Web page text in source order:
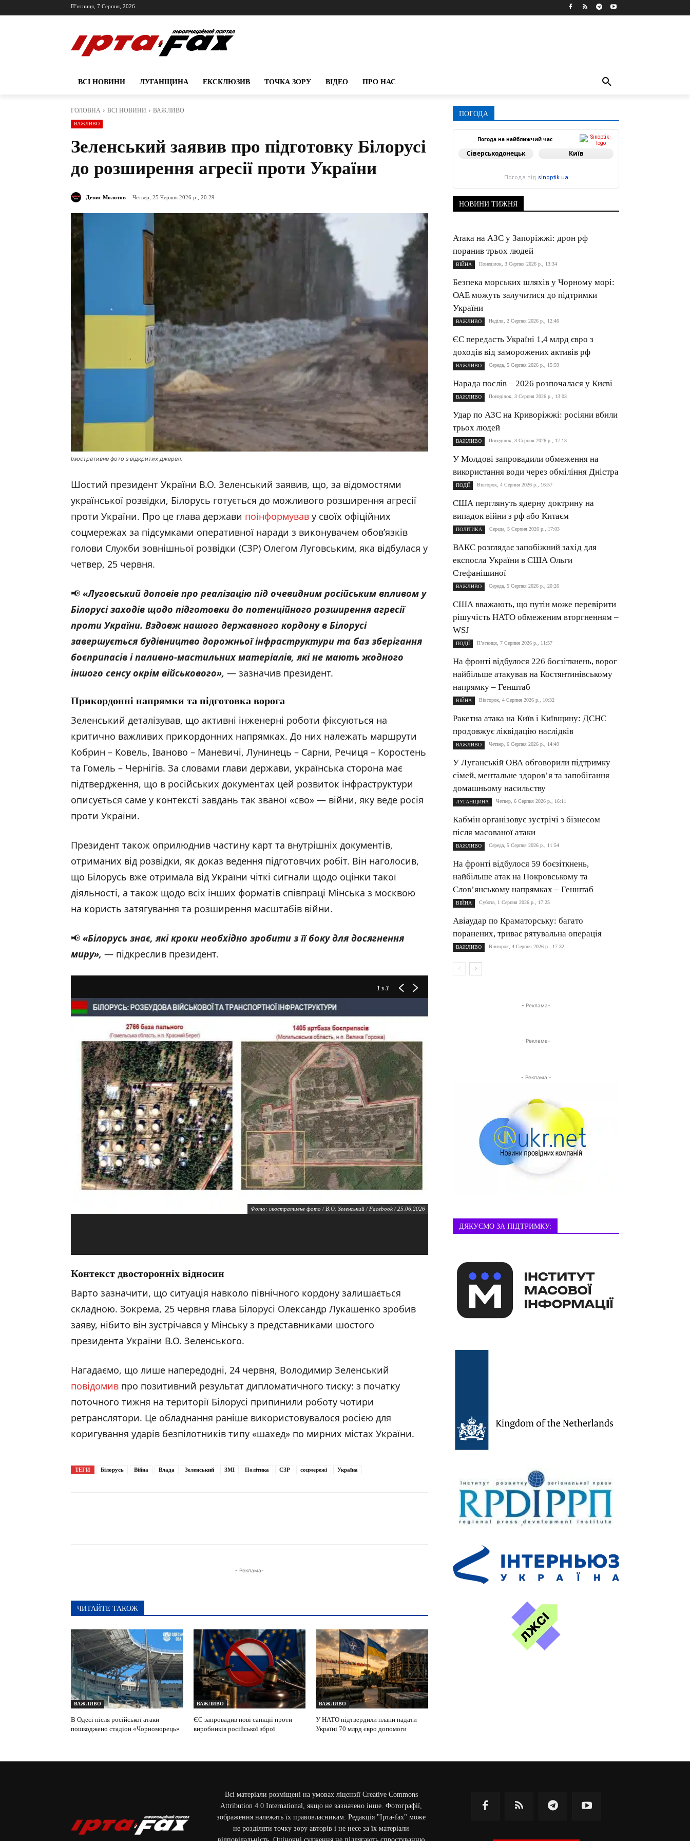
П’ятниця, 7 Серпня, 2026
ВСІ НОВИНИ ЛУГАНЩИНА ЕКСКЛЮЗИВ ТОЧКА ЗОРУ ВІДЕО ПРО НАС
ГОЛОВНА ВСІ НОВИНИ ВАЖЛИВО
ВАЖЛИВО
Зеленський заявив про підготовку Білорусі
до розширення агресії проти України
Денис Молотов Четвер, 25 Червня 2026 р., 20:29
Ілюстративне фото з відкритих джерел.
Шостий президент України В.О. Зеленський заявив, що, за відомостями
української розвідки, Білорусь готується до можливого розширення агресії
проти України. Про це глава держави поінформував у своїх офіційних
соцмережах за підсумками оперативної наради з виконувачем обов’язків
голови Служби зовнішньої розвідки (СЗР) Олегом Луговським, яка відбулася у
четвер, 25 червня.
📢 «Луговський доповів про реалізацію під очевидним російським впливом у
Білорусі заходів щодо підготовки до потенційного розширення агресії
проти України. Вздовж нашого державного кордону в Білорусі
завершується будівництво дорожньої інфраструктури та баз зберігання
боєприпасів і паливно-мастильних матеріалів, які не мають жодного
іншого сенсу окрім військового», — зазначив президент.
Прикордонні напрямки та підготовка ворога
Зеленський деталізував, що активні інженерні роботи фіксуються на
критично важливих прикордонних напрямках. До них належать маршрути
Кобрин – Ковель, Іваново – Маневичі, Лунинець – Сарни, Речиця – Коростень
та Гомель – Чернігів. За словами глави держави, українська сторона має
підтвердження, що в російських документах цей розвиток інфраструктури
описується саме у контексті завдань так званої «сво» — війни, яку веде росія
проти України.
Президент також оприлюднив частину карт та внутрішніх документів,
отриманих від розвідки, як доказ ведення підготовчих робіт. Він наголосив,
що Білорусь вже отримала від України чіткі сигнали щодо оцінки такої
діяльності, а також щодо всіх інших форматів співпраці Мінська з москвою
на користь затягування та розширення масштабів війни.
📢 «Білорусь знає, які кроки необхідно зробити з її боку для досягнення
миру», — підкреслив президент.
1 з 3
Фото: ілюстративне фото / В.О. Зеленський / Facebook / 25.06.2026
Фото: ілюстративне фото / В.О. Зеленський / Facebook / 25.06.2026
Фото: ілюстративне фото / В.О. Зеленський / Facebook / 25.06.2026
Контекст двосторонніх відносин
Варто зазначити, що ситуація навколо північного кордону залишається
складною. Зокрема, 25 червня глава Білорусі Олександр Лукашенко зробив
заяву, нібито він зустрічався у Мінську з представниками шостого
президента України В.О. Зеленського.
Нагадаємо, що лише напередодні, 24 червня, Володимир Зеленський
повідомив про позитивний результат дипломатичного тиску: з початку
поточного тижня на території Білорусі припинили роботу чотири
ретранслятори. Це обладнання раніше використовувалося росією для
коригування ударів безпілотників типу «шахед» по мирних містах України.
ТЕГИ Білорусь Війна Влада Зеленський ЗМІ Політика СЗР соцмережі Україна
- Реклама-
ЧИТАЙТЕ ТАКОЖ
ВАЖЛИВО
В Одесі після російської атаки
пошкоджено стадіон «Чорноморець»
ВАЖЛИВО
ЄС запровадив нові санкції проти
виробників російської зброї
ВАЖЛИВО
У НАТО підтвердили плани надати
Україні 70 млрд євро допомоги
ПОГОДА
Погода на найближчий час
Сіверськодонецьк Київ
Погода від sinoptik.ua
НОВИНИ ТИЖНЯ
Атака на АЗС у Запоріжжі: дрон рф
поранив трьох людей
ВІЙНА Понеділок, 3 Серпня 2026 р., 13:34
Безпека морських шляхів у Чорному морі:
ОАЕ можуть залучитися до підтримки
України
ВАЖЛИВО Неділя, 2 Серпня 2026 р., 12:46
ЄС передасть Україні 1,4 млрд євро з
доходів від заморожених активів рф
ВАЖЛИВО Середа, 5 Серпня 2026 р., 15:59
Нарада послів – 2026 розпочалася у Києві
ВАЖЛИВО Понеділок, 3 Серпня 2026 р., 13:03
Удар по АЗС на Криворіжжі: росіяни вбили
трьох людей
ВАЖЛИВО Понеділок, 3 Серпня 2026 р., 17:13
У Молдові запровадили обмеження на
використання води через обміління Дністра
ПОДІЇ Вівторок, 4 Серпня 2026 р., 16:57
США перглянуть ядерну доктрину на
випадок війни з рф або Китаєм
ПОЛІТИКА Середа, 5 Серпня 2026 р., 17:03
ВАКС розглядає запобіжний захід для
експосла України в США Ольги
Стефанішиної
ВАЖЛИВО Середа, 5 Серпня 2026 р., 20:26
США вважають, що путін може перевірити
рішучість НАТО обмеженим вторгненням –
WSJ
ПОДІЇ П’ятниця, 7 Серпня 2026 р., 11:57
На фронті відбулося 226 боєзіткнень, ворог
найбільше атакував на Костянтинівському
напрямку – Генштаб
ВІЙНА Вівторок, 4 Серпня 2026 р., 10:32
Ракетна атака на Київ і Київщину: ДСНС
продовжує ліквідацію наслідків
ВАЖЛИВО Четвер, 6 Серпня 2026 р., 14:49
У Луганській ОВА обговорили підтримку
сімей, ментальне здоров’я та запобігання
домашньому насильству
ЛУГАНЩИНА Четвер, 6 Серпня 2026 р., 16:11
Кабмін організовує зустрічі з бізнесом
після масованої атаки
ВАЖЛИВО Середа, 5 Серпня 2026 р., 11:54
На фронті відбулося 59 боєзіткнень,
найбільше атак на Покровському та
Слов’янському напрямках – Генштаб
ВІЙНА Субота, 1 Серпня 2026 р., 17:25
Авіаудар по Краматорську: багато
поранених, триває рятувальна операція
ВАЖЛИВО Вівторок, 4 Серпня 2026 р., 17:32
- Реклама-
- Реклама-
- Реклама -
ДЯКУЄМО ЗА ПІДТРИМКУ:
Всі матеріали розміщені на умовах ліцензії Creative Commons
Attribution 4.0 International, якщо не зазначено інше. Фотографії,
зображення належать їх правовласникам. Редакція "Ірта-fax" може
не розділяти точку зору авторів і не несе за їх матеріали